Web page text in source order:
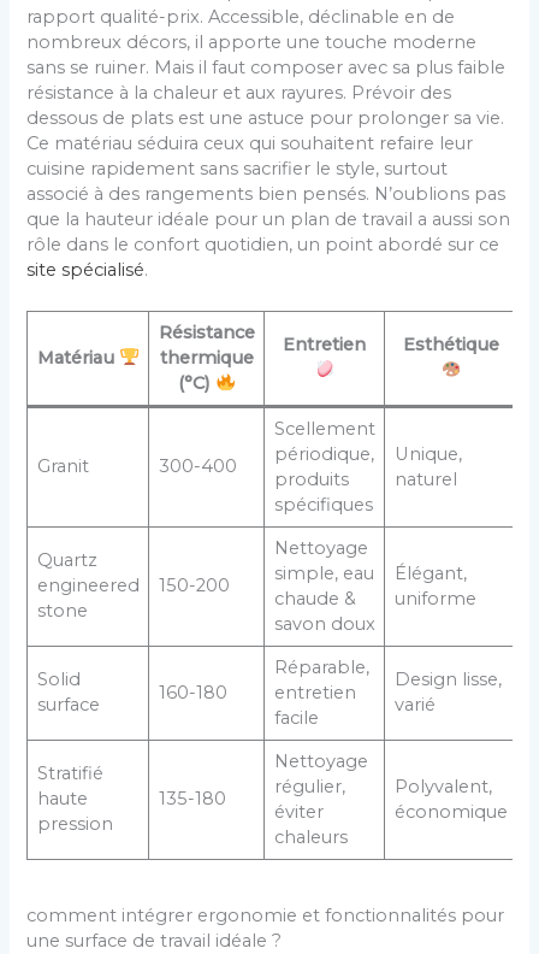
rapport qualité-prix. Accessible, déclinable en de
nombreux décors, il apporte une touche moderne
sans se ruiner. Mais il faut composer avec sa plus faible
résistance à la chaleur et aux rayures. Prévoir des
dessous de plats est une astuce pour prolonger sa vie.
Ce matériau séduira ceux qui souhaitent refaire leur
cuisine rapidement sans sacrifier le style, surtout
associé à des rangements bien pensés. N’oublions pas
que la hauteur idéale pour un plan de travail a aussi son
rôle dans le confort quotidien, un point abordé sur ce
site spécialisé.
Matériau
Résistance
thermique
(°C)
Entretien Esthétique
Granit 300-400
Scellement
périodique,
produits
spécifiques
Unique,
naturel
Quartz
engineered
stone
150-200
Nettoyage
simple, eau
chaude &
savon doux
Élégant,
uniforme
Solid
surface
160-180
Réparable,
entretien
facile
Design lisse,
varié
Stratifié
haute
pression
135-180
Nettoyage
régulier,
éviter
chaleurs
Polyvalent,
économique
comment intégrer ergonomie et fonctionnalités pour
une surface de travail idéale ?